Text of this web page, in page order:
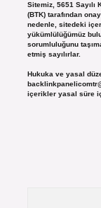
Sitemiz, 5651
(BTK) tarafından
nedenle, sitedeki
yükümlülüğümüz
sorumluluğunu
etmiş sayılırlar.
Hukuka ve yasal
içerikler yasal süre